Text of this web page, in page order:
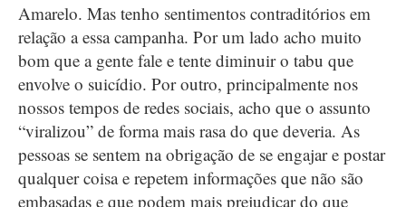
Amarelo. Mas tenho sentimentos contraditórios em
relação a essa campanha. Por um lado acho muito
bom que a gente fale e tente diminuir o tabu que
envolve o suicídio. Por outro, principalmente nos
nossos tempos de redes sociais, acho que o assunto
“viralizou” de forma mais rasa do que deveria. As
pessoas se sentem na obrigação de se engajar e postar
qualquer coisa e repetem informações que não são
embasadas e que podem mais prejudicar do que